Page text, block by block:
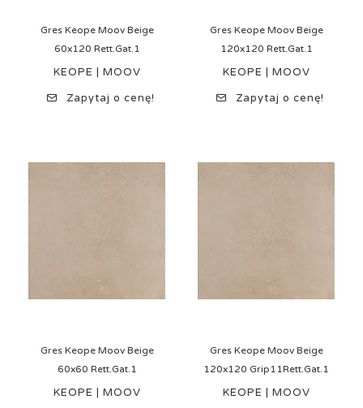
Gres Keope Moov Beige
60x120 Rett.Gat.1
KEOPE | MOOV
Zapytaj o cenę!
Gres Keope Moov Beige
120x120 Rett.Gat.1
KEOPE | MOOV
Zapytaj o cenę!
Gres Keope Moov Beige
60x60 Rett.Gat.1
KEOPE | MOOV
Gres Keope Moov Beige
120x120 Grip11Rett.Gat.1
KEOPE | MOOV